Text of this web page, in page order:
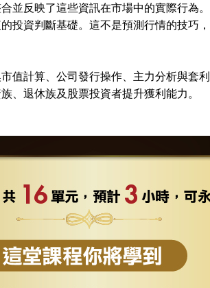
並反映了這些資訊在市場中的實際行為
投資判斷基礎。這不是預測行情的技巧
值計算、公司發行操作、主力分析與套
、退休族及股票投資者提升獲利能力。